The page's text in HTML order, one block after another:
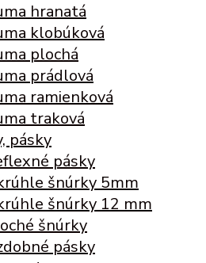
hranatá
klobúková
plochá
prádlová
ramienková
traková
pásky
pásky
šnúrky 5mm
šnúrky 12 mm
šnúrky
pásky